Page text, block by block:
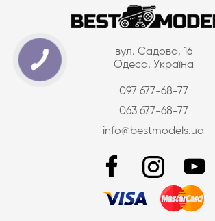
вул. Садова, 16
Одеса, Україна
097 677-68-77
063 677-68-77
info@bestmodels.ua